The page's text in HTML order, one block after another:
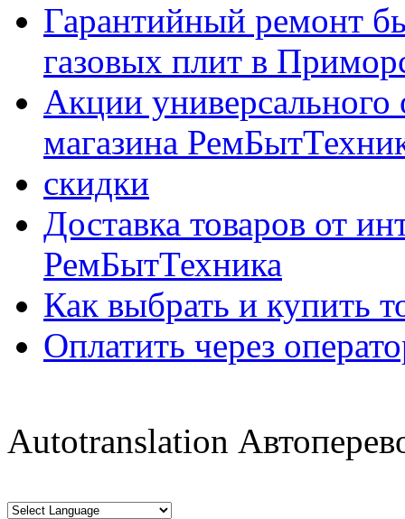
Гарантийный ремонт
газовых плит в
Акции универсального
магазина
скидки
Доставка товаров от
РемБытТехника
Как выбрать и купить
Оплатить через
Autotranslation